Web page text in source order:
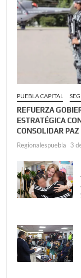
PUEBLA CAPITAL
REFUERZA
ESTRATÉGICA
CONSOLIDAR PAZ
Regionalespuebla 3